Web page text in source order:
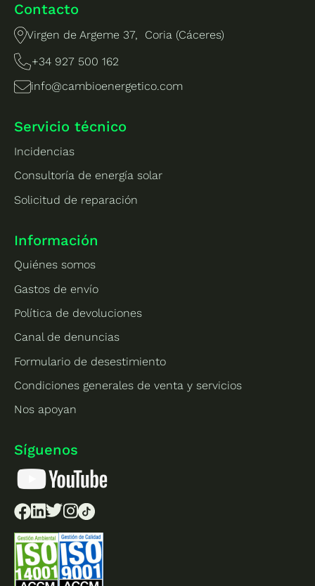
Contacto
Virgen de Argeme 37, Coria (Cáceres)
+34 927 500 162
info@cambioenergetico.com
Servicio técnico
Incidencias
Consultoría de energía solar
Solicitud de reparación
Información
Quiénes somos
Gastos de envío
Política de devoluciones
Canal de denuncias
Formulario de desestimiento
Condiciones generales de venta y servicios
Nos apoyan
Síguenos